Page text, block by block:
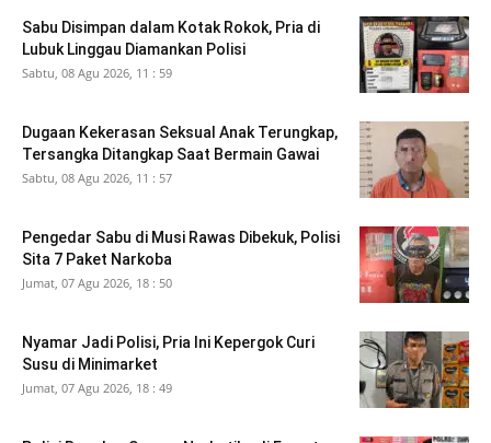
Sabu Disimpan dalam Kotak Rokok, Pria di
Lubuk Linggau Diamankan Polisi
Sabtu, 08 Agu 2026, 11 : 59
Dugaan Kekerasan Seksual Anak Terungkap,
Tersangka Ditangkap Saat Bermain Gawai
Sabtu, 08 Agu 2026, 11 : 57
Pengedar Sabu di Musi Rawas Dibekuk, Polisi
Sita 7 Paket Narkoba
Jumat, 07 Agu 2026, 18 : 50
Nyamar Jadi Polisi, Pria Ini Kepergok Curi
Susu di Minimarket
Jumat, 07 Agu 2026, 18 : 49